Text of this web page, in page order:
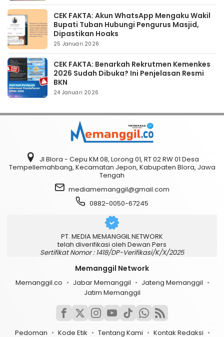
CEK FAKTA: Akun WhatsApp Mengaku Wakil
Bupati Tuban Hubungi Pengurus Masjid,
Dipastikan Hoaks
25 Januari 2026
CEK FAKTA: Benarkah Rekrutmen Kemenkes
2026 Sudah Dibuka? Ini Penjelasan Resmi
BKN
24 Januari 2026
Jl Blora - Cepu KM 08, Lorong 01, RT 02 RW 01 Desa
Tempellemahbang, Kecamatan Jepon, Kabupaten Blora, Jawa
Tengah
mediamemanggil@gmail.com
0882-0050-67245
PT. MEDIA MEMANGGIL NETWORK
telah diverifikasi oleh Dewan Pers
Sertifikat Nomor : 1418/DP-Verifikasi/K/X/2025
Memanggil Network
Memanggil.co Jabar Memanggil
Jateng Memanggil
Jatim Memanggil
Pedoman Kode Etik Tentang Kami Kontak Redaksi